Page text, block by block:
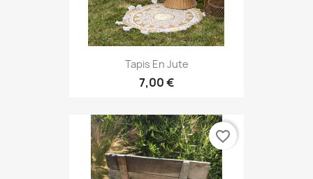
Tapis En Jute
7,00 €
favorite_border